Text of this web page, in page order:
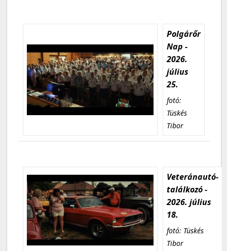
Polgárőr
Nap -
2026.
július
25.
fotó:
Tüskés
Tibor
Veteránautó-
találkozó -
2026. július
18.
fotó: Tüskés
Tibor